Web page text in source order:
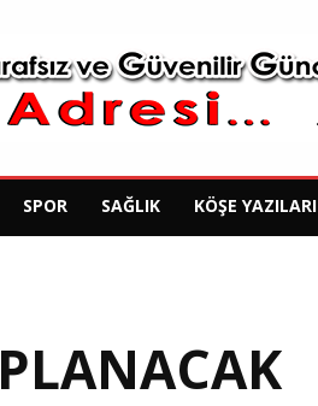
SPOR SAĞLIK KÖŞE YAZILARI